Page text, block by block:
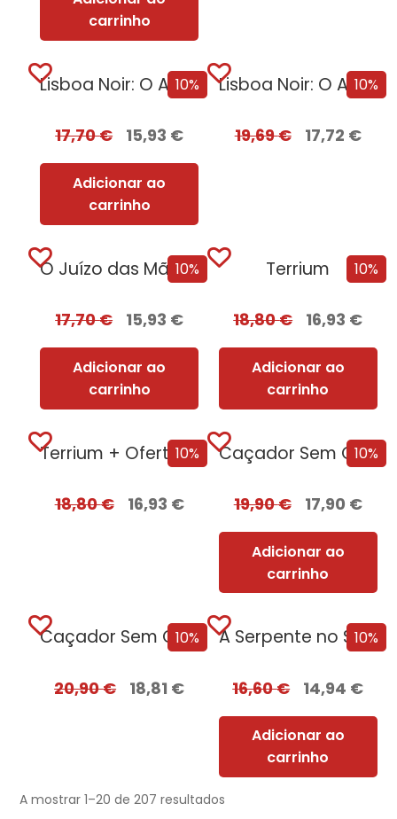
carrinho
10%
Lisboa Noir: O Ano Negro de 1929
17,70€ 15,93 €
Adicionar ao
carrinho
10%
Lisboa Noir: O Ano Negro de 1929 com EDGES
19,69€ 17,72 €
10%
O Juízo das Mãos – Volume 2 | O Dragão Serpente
17,70€ 15,93 €
Adicionar ao
carrinho
10%
Terrium
18,80€ 16,93 €
Adicionar ao
carrinho
10%
Terrium + Oferta Lago do Silêncio
18,80€ 16,93 €
10%
Caçador Sem Coração
19,90€ 17,90 €
Adicionar ao
carrinho
10%
Caçador Sem Coração Edição com EDGES
20,90€ 18,81 €
10%
A Serpente no Sótão
16,60€ 14,94 €
Adicionar ao
carrinho
A mostrar 1–20 de 207 resultados